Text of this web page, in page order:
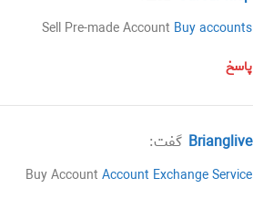
Sell Pre-made Account Buy accounts
پاسخ
Brianglive گفت:
Buy Account Account Exchange Service